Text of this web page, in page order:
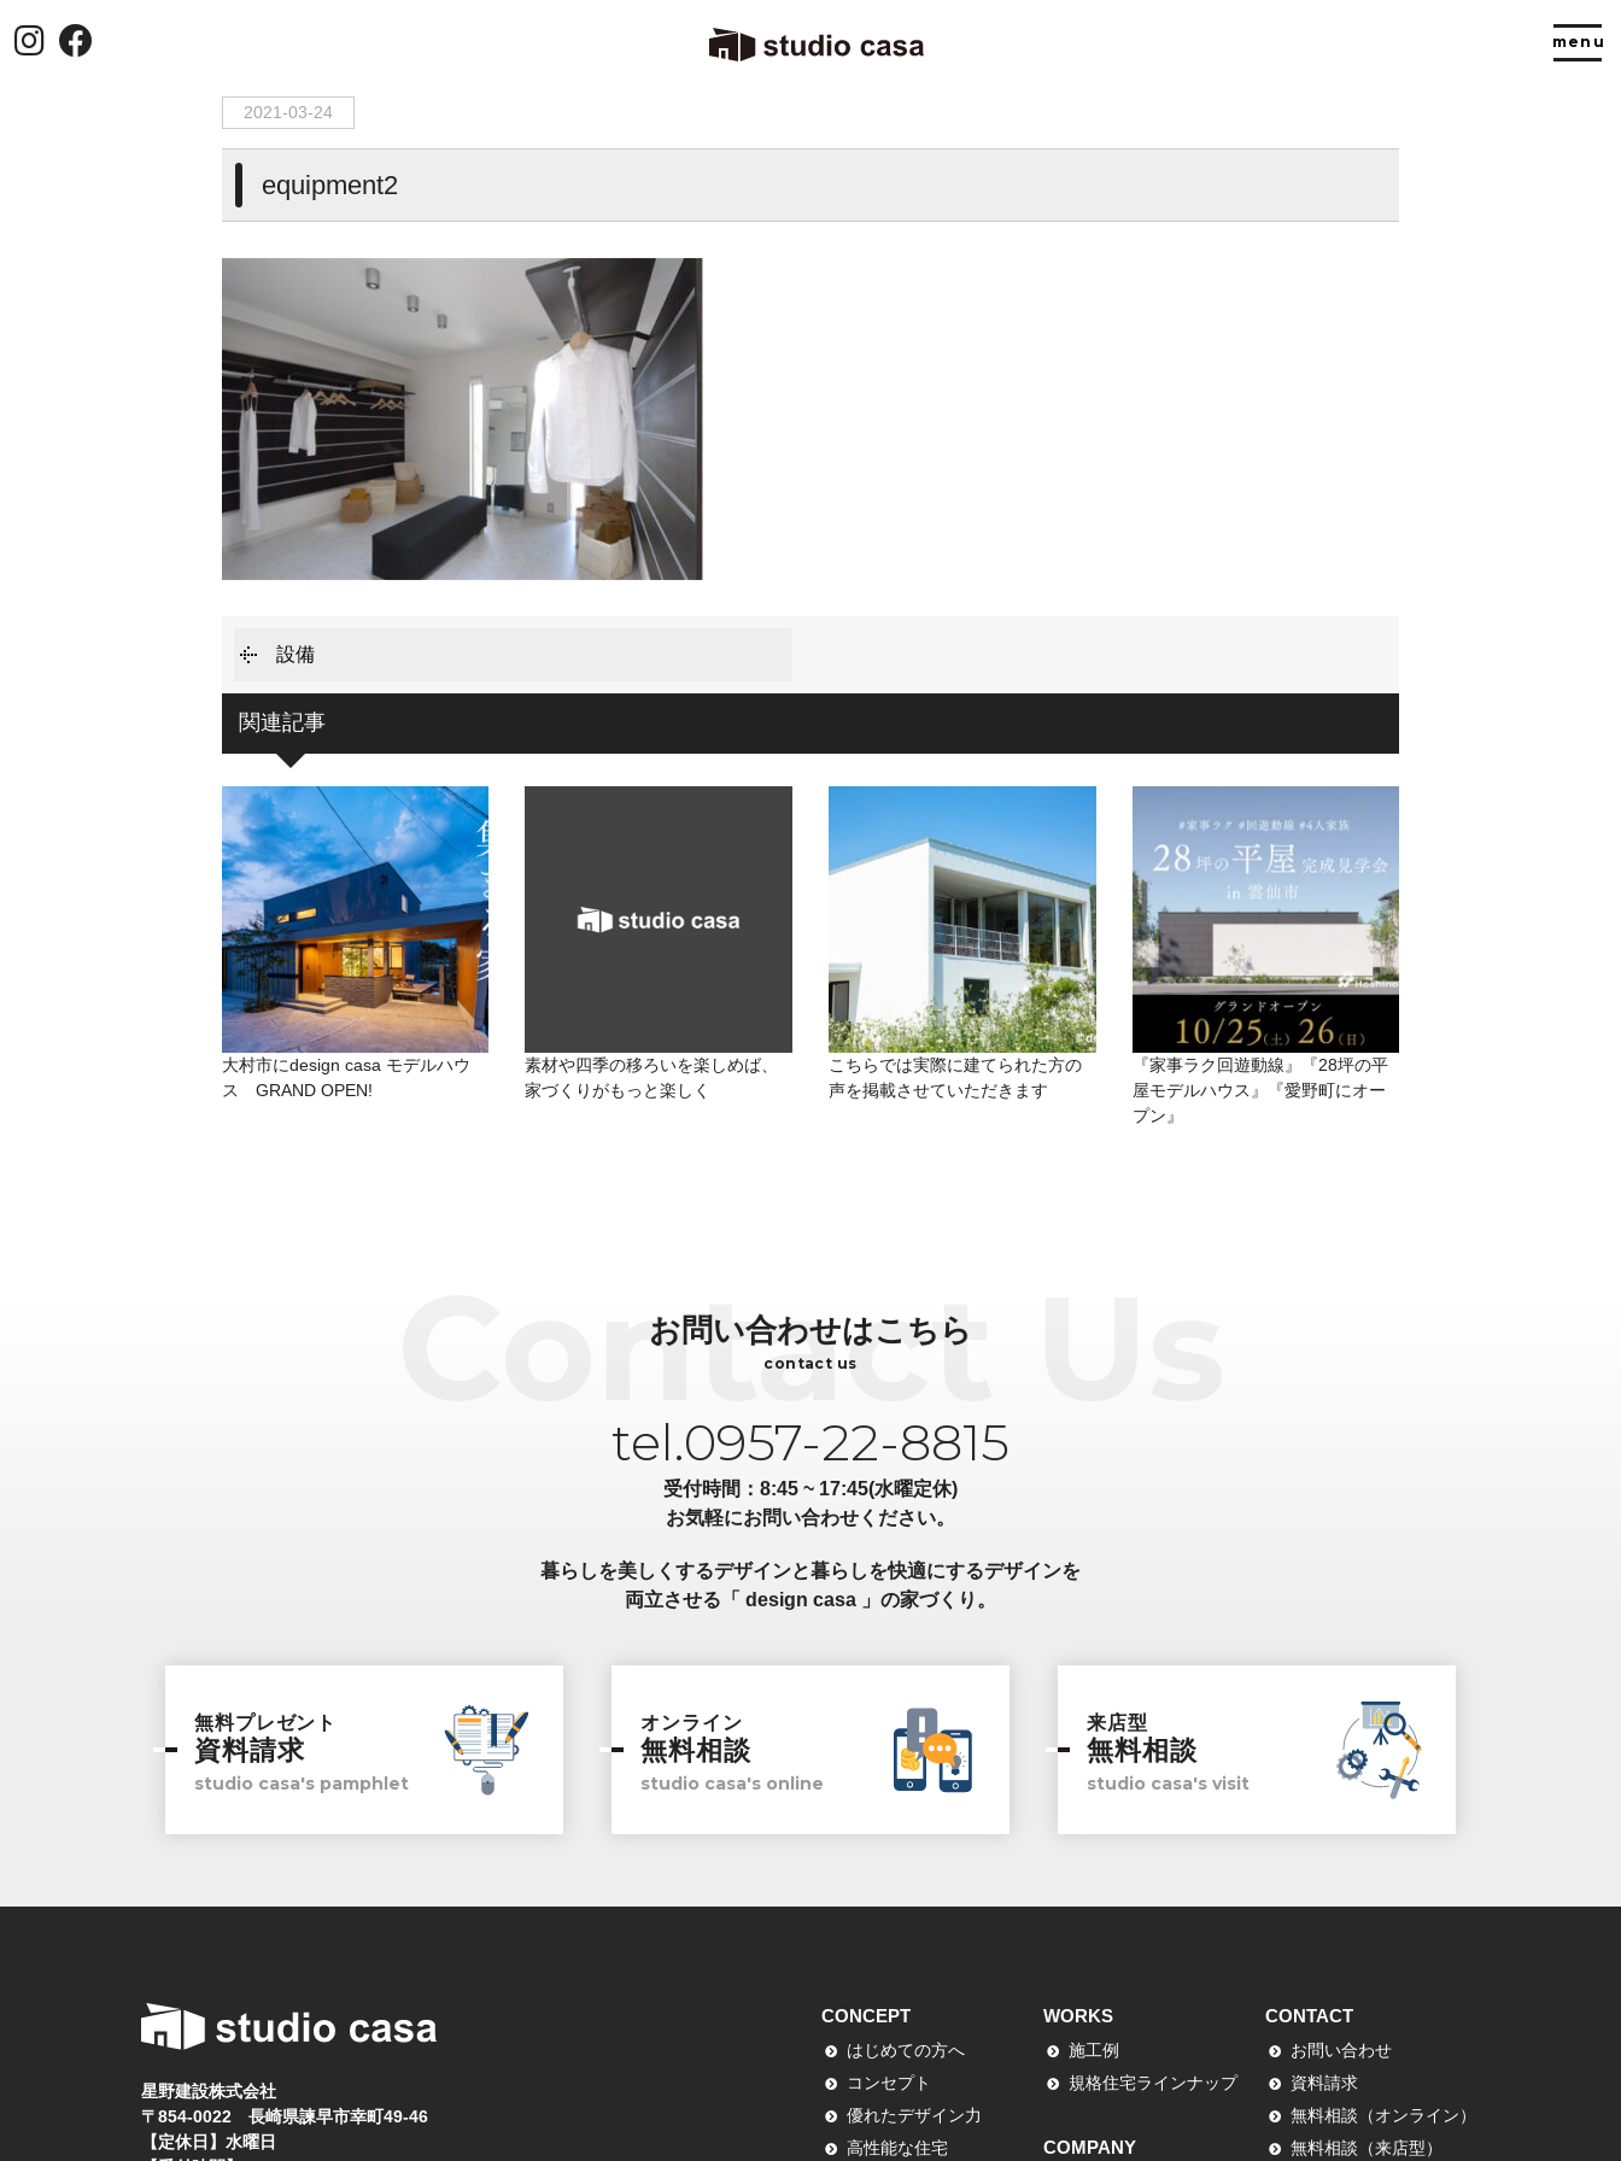
2021-03-24
equipment2
設備
関連記事
大村市にdesign casa モデルハウ
ス GRAND OPEN!
素材や四季の移ろいを楽しめば、
家づくりがもっと楽しく
こちらでは実際に建てられた方の
声を掲載させていただきます
『家事ラク回遊動線』『28坪の平
屋モデルハウス』『愛野町にオー
プン』
お問い合わせはこちら
contact us
tel.0957-22-8815
受付時間：8:45 ~ 17:45(水曜定休)
お気軽にお問い合わせください。
暮らしを美しくするデザインと暮らしを快適にするデザインを
両立させる「 design casa 」の家づくり。
無料プレゼント
資料請求
studio casa's pamphlet
オンライン
無料相談
studio casa's online
来店型
無料相談
studio casa's visit
星野建設株式会社
〒854-0022 長崎県諫早市幸町49-46
【定休日】水曜日
CONCEPT
はじめての方へ
コンセプト
優れたデザイン力
高性能な住宅
WORKS
施工例
規格住宅ラインナップ
COMPANY
CONTACT
お問い合わせ
資料請求
無料相談（オンライン）
無料相談（来店型）